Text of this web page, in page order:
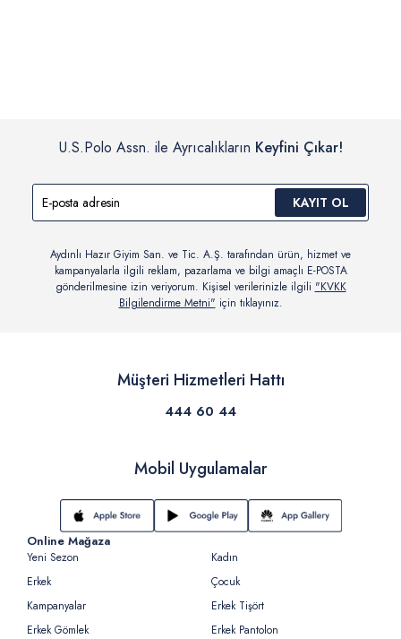
U.S.Polo Assn. ile Ayrıcalıkların Keyfini Çıkar!
KAYIT OL
Aydınlı Hazır Giyim San. ve Tic. A.Ş. tarafından ürün, hizmet ve
kampanyalarla ilgili reklam, pazarlama ve bilgi amaçlı E-POSTA
gönderilmesine izin veriyorum. Kişisel verilerinizle ilgili "KVKK
Bilgilendirme Metni" için tıklayınız.
Müşteri Hizmetleri Hattı
444 60 44
Mobil Uygulamalar
Online Mağaza
Yeni Sezon
Kadın
Erkek
Çocuk
Kampanyalar
Erkek Tişört
Erkek Gömlek
Erkek Pantolon